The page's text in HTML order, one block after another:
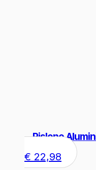
Rislone
€ 22,98